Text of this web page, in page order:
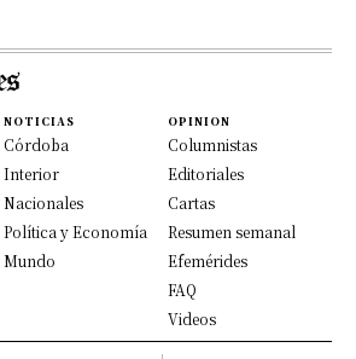
NOTICIAS
Córdoba
Interior
Nacionales
Política y Economía
Mundo
OPINION
Columnistas
Editoriales
Cartas
Resumen semanal
Efemérides
FAQ
Videos